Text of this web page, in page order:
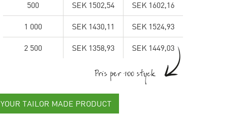
500 SEK 1502,54 SEK 1602,16
1 000 SEK 1430,11 SEK 1524,93
2 500 SEK 1358,93 SEK 1449,03
Pris per 100 styck
YOUR TAILOR MADE PRODUCT